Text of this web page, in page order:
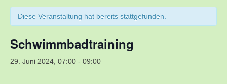
Die Geschichte unseres Vereins
Diese Veranstaltung hat bereits stattgefunden.
Schwimmbadtraining
29. Juni 2024, 07:00 - 09:00